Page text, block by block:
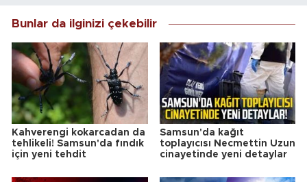
Bunlar da ilginizi çekebilir
Kahverengi kokarcadan da
tehlikeli! Samsun'da fındık
için yeni tehdit
Samsun'da kağıt
toplayıcısı Necmettin Uzun
cinayetinde yeni detaylar